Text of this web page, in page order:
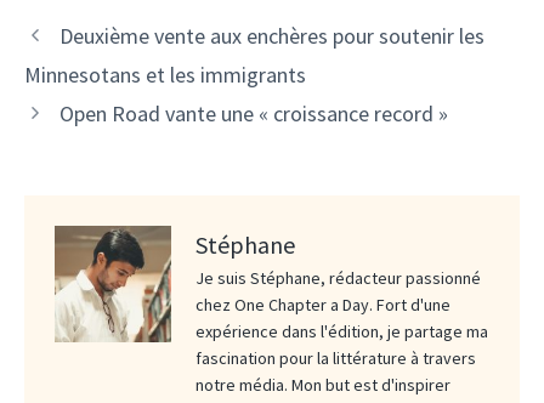
Deuxième vente aux enchères pour soutenir les
Minnesotans et les immigrants
Open Road vante une « croissance record »
Stéphane
Je suis Stéphane, rédacteur passionné
chez One Chapter a Day. Fort d'une
expérience dans l'édition, je partage ma
fascination pour la littérature à travers
notre média. Mon but est d'inspirer